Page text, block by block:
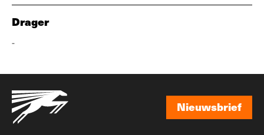
Drager
-
Nieuwsbrief